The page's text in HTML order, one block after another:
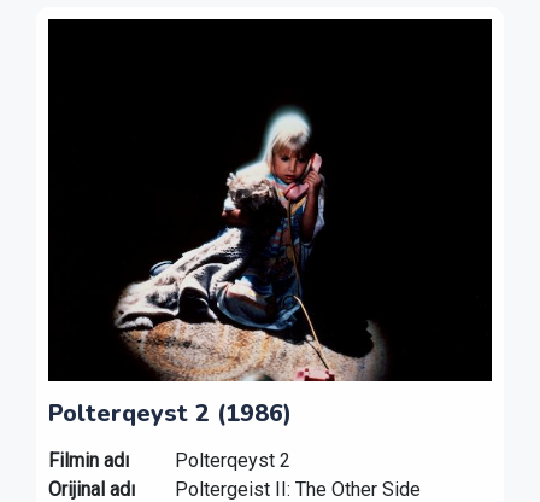
Polterqeyst 2 (1986)
Filmin adı
Polterqeyst 2
Orijinal adı
Poltergeist II: The Other Side